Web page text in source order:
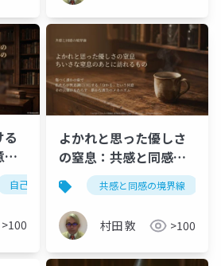
る
思
の
ユ
療
自己疎外 ユングの発達理論
>100
よかれと思った優しさ
の窒息：共感と同感の
境界線共感と同感の境界線
村田 敦 >100